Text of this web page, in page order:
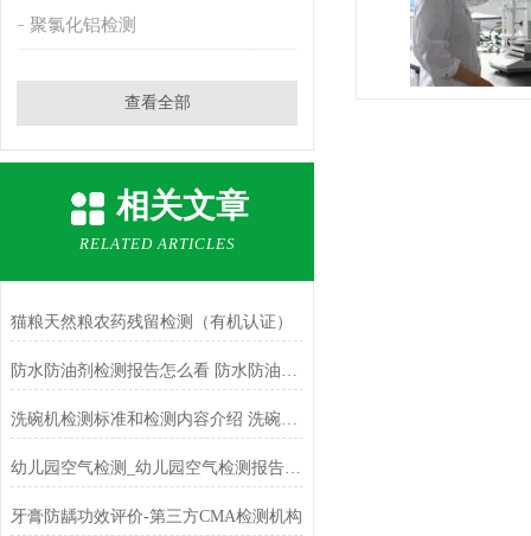
聚氯化铝检测
查看全部
相关文章
RELATED ARTICLES
猫粮天然粮农药残留检测（有机认证）
防水防油剂检测报告怎么看 防水防油有哪些测试标准 防水剂检测标准
洗碗机检测标准和检测内容介绍 洗碗机检测机构有哪些
幼儿园空气检测_幼儿园空气检测报告在哪里出?
牙膏防龋功效评价-第三方CMA检测机构